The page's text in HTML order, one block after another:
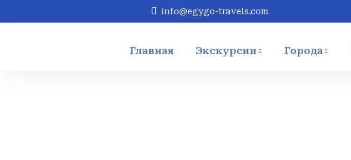
info@egygo-travels.com
Главная Экскурсии Города